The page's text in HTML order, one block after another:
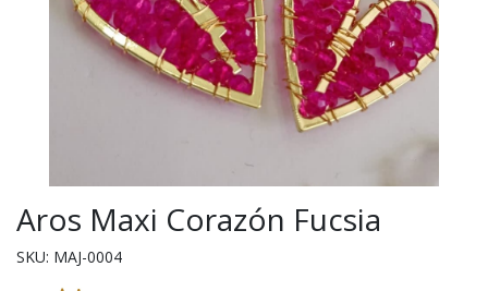
Aros Maxi Corazón Fucsia
SKU: MAJ-0004